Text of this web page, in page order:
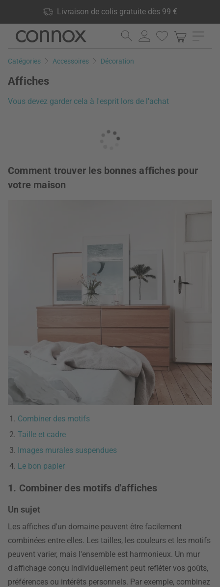
Livraison de colis gratuite dès 99 €
produits en stock, Droit de retour de 60 jours
Aller
contenu
Aller
la
Catégories Accessoires Décoration
Affiches
Vous devez garder cela à l'esprit lors de l'achat
Comment trouver les bonnes affiches pour
votre maison
Combiner des motifs
Taille et cadre
Images murales suspendues
Le bon papier
1. Combiner des motifs d'affiches
Un sujet
Les affiches d'un domaine peuvent être facilement
combinées entre elles. Les tailles, les couleurs et les motifs
peuvent varier, mais l'ensemble est harmonieux. Un mur
d'affichage conçu individuellement peut refléter vos goûts,
préférences ou intérêts personnels. Par exemple, combinez